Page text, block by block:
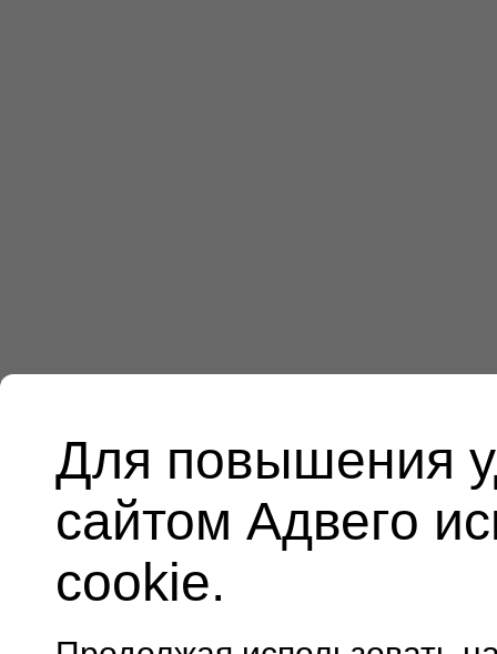
Для повышения
сайтом Адвего
cookie.